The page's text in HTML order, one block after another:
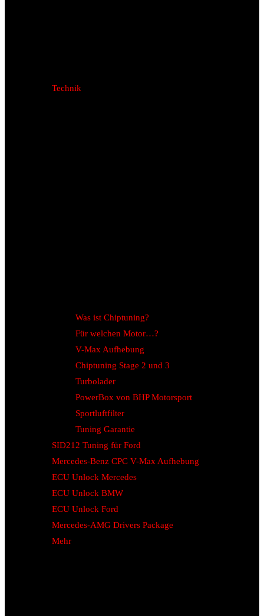
Technik
Was ist Chiptuning?
Für welchen Motor…?
V-Max Aufhebung
Chiptuning Stage 2 und 3
Turbolader
PowerBox von BHP Motorsport
Sportluftfilter
Tuning Garantie
SID212 Tuning für Ford
Mercedes-Benz CPC V-Max Aufhebung
ECU Unlock Mercedes
ECU Unlock BMW
ECU Unlock Ford
Mercedes-AMG Drivers Package
Mehr